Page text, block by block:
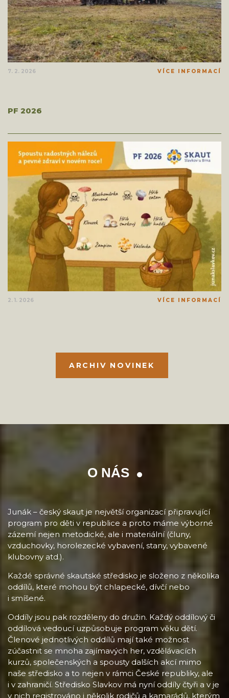
7. 2. 2026 VÍCE INFORMACÍ
PF 2026
2. 1. 2026 VÍCE INFORMACÍ
ARCHIV NOVINEK
O NÁS
Junák – český skaut je největší organizací připravující
program pro děti v republice a proto máme výborné
zázemí nejen metodické, ale i materiální (čluny,
vzduchovky, horolezecké vybavení, stany, vybavené
klubovny atd.).
Každé správné skautské středisko je složeno z několika
oddílů, které mohou být chlapecké, dívčí nebo
i smíšené.
Oddíly jsou pak rozděleny do družin. Každý oddílový či
oddílová vedoucí uzpůsobuje program věku dětí.
Členové jednotlivých oddílů mají také možnost
zúčastnit se mnoha zajímavých her, vzdělávacích
kurzů, společenských a spousty dalších akcí mimo
naše středisko a to nejen v rámci České republiky, ale
i v zahraničí. Středisko Slavkov má nyní oddíly čtyři a v je
v nich registrováno i několik rodičů a kamarádů, kterým